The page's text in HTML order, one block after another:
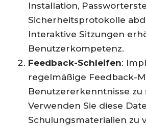
Installation,
Sicherheitsprotokolle
Interaktive Sitzungen
Benutzerkompetenz.
Feedback-Schleifen:
regelmäßige Feedback-
Benutzererkenntnisse zu
Verwenden Sie diese
Schulungsmaterialien zu